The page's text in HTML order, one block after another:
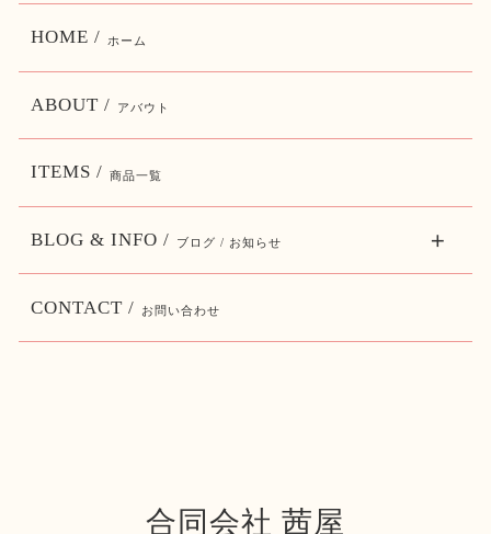
合同会社 茜屋
HOME / ホーム
ABOUT / アバウト
ITEMS / 商品一覧
BLOG & INFO / ブログ / お知らせ
CONTACT / お問い合わせ